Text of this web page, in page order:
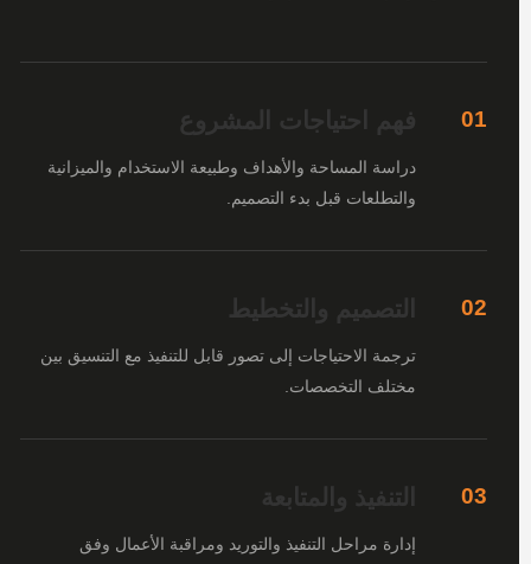
01 فهم احتياجات المشروع
دراسة المساحة والأهداف وطبيعة الاستخدام والميزانية
والتطلعات قبل بدء التصميم.
02 التصميم والتخطيط
ترجمة الاحتياجات إلى تصور قابل للتنفيذ مع التنسيق بين
مختلف التخصصات.
03 التنفيذ والمتابعة
إدارة مراحل التنفيذ والتوريد ومراقبة الأعمال وفق